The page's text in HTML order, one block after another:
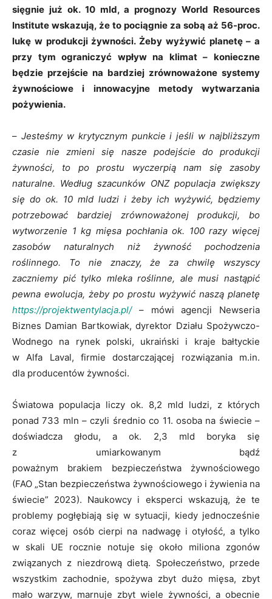
sięgnie już ok. 10 mld, a prognozy World Resources
Institute wskazują, że to pociągnie za sobą aż 56-proc.
lukę w produkcji żywności. Żeby wyżywić planetę – a
przy tym ograniczyć wpływ na klimat – konieczne
będzie przejście na bardziej zrównoważone systemy
żywnościowe i innowacyjne metody wytwarzania
pożywienia.
– Jesteśmy w krytycznym punkcie i jeśli w najbliższym
czasie nie zmieni się nasze podejście do produkcji
żywności, to po prostu wyczerpią nam się zasoby
naturalne. Według szacunków ONZ populacja zwiększy
się do ok. 10 mld ludzi i żeby ich wyżywić, będziemy
potrzebować bardziej zrównoważonej produkcji, bo
wytworzenie 1 kg mięsa pochłania ok. 100 razy więcej
zasobów naturalnych niż żywność pochodzenia
roślinnego. To nie znaczy, że za chwilę wszyscy
zaczniemy pić tylko mleka roślinne, ale musi nastąpić
pewna ewolucja, żeby po prostu wyżywić naszą planetę
https://projektwentylacja.pl/
– mówi agencji Newseria
Biznes Damian Bartkowiak, dyrektor Działu Spożywczo-
Wodnego na rynek polski, ukraiński i kraje bałtyckie
w Alfa Laval, firmie dostarczającej rozwiązania m.in.
dla producentów żywności.
Światowa populacja liczy ok. 8,2 mld ludzi, z których
ponad 733 mln – czyli średnio co 11. osoba na świecie –
doświadcza głodu, a ok. 2,3 mld boryka się
z umiarkowanym bądź
poważnym brakiem bezpieczeństwa żywnościowego
(FAO „Stan bezpieczeństwa żywnościowego i żywienia na
świecie” 2023). Naukowcy i eksperci wskazują, że te
problemy pogłębiają się w sytuacji, kiedy jednocześnie
coraz więcej osób cierpi na nadwagę i otyłość, a tylko
w skali UE rocznie notuje się około miliona zgonów
związanych z niezdrową dietą. Społeczeństwo, przede
wszystkim zachodnie, spożywa zbyt dużo mięsa, zbyt
mało warzyw, marnuje zbyt wiele żywności, a obecnie